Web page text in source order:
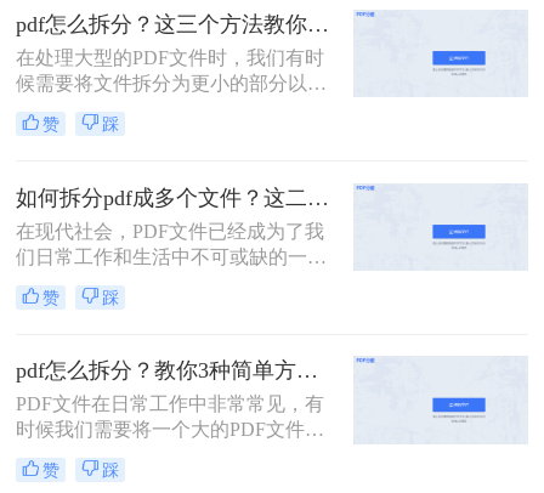
同的方法适用于不同的情况。那么怎
么把pdf文件拆分成几个小文件呢？本
文将详细介绍二种常用的PDF拆分方
法。
pdf怎么拆分？这三个方法教你轻松完成拆分！
在处理大型的PDF文件时，我们有时
候需要将文件拆分为更小的部分以便
于管理和阅读。PDF拆分并不是一项
复杂的任务，但不同的方法适用于不
将介绍三种常用的PDF拆分方法。
赞 踩
如何拆分pdf成多个文件？这二个免费的方法简单又靠谱!
在现代社会，PDF文件已经成为了我
们日常工作和生活中不可或缺的一部
分。无论是工作中需要对PDF进行编
辑，还是个人需要将PDF文件分割为
技巧和方法。那么如何拆分pdf成多个
文件呢？本文将从头到尾详细介绍如
何快速拆分PDF文件为多个独立文
件，帮助您高效完成操作。
赞 踩
pdf怎么拆分？教你3种简单方法！
PDF文件在日常工作中非常常见，有
时候我们需要将一个大的PDF文件拆
分成较小的、更易于管理的部分。本
文将介绍三种pdf怎么拆分的方法来拆
赞 踩